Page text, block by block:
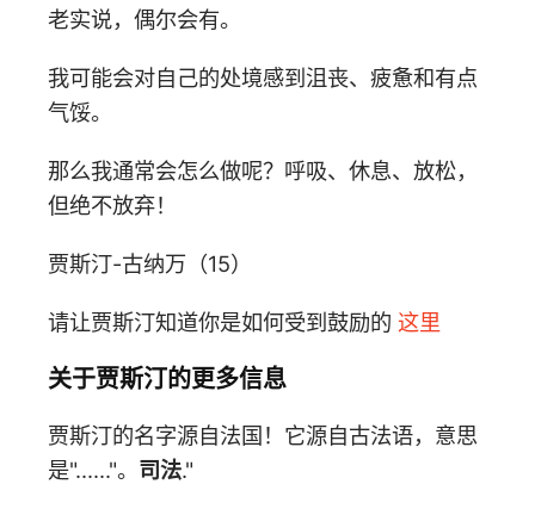
老实说，偶尔会有。
我可能会对自己的处境感到沮丧、疲惫和有点
气馁。
那么我通常会怎么做呢？呼吸、休息、放松，
但绝不放弃！
贾斯汀-古纳万（15）
请让贾斯汀知道你是如何受到鼓励的 这里
关于贾斯汀的更多信息
贾斯汀的名字源自法国！它源自古法语，意思
是"......"。 司法."